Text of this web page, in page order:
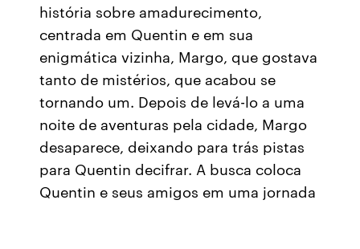
história sobre amadurecimento,
centrada em Quentin e em sua
enigmática vizinha, Margo, que gostava
tanto de mistérios, que acabou se
tornando um. Depois de levá-lo a uma
noite de aventuras pela cidade, Margo
desaparece, deixando para trás pistas
para Quentin decifrar. A busca coloca
Quentin e seus amigos em uma jornada